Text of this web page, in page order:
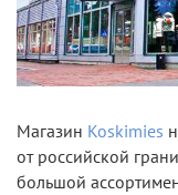
Магазин Koskimies
от российской
большой